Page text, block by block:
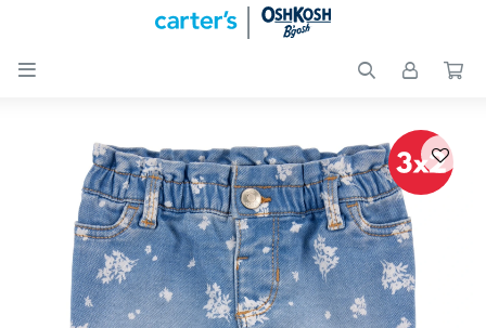

Nuevos
Peques
Calzado